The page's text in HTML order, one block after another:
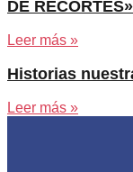
DE RECORTES»
Leer más »
Historias
Leer más »